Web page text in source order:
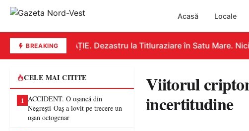
Acasă Locale
BREAKING
EDUCAȚIE. Dezastru la Titluraziare în Satu Mare.
CELE MAI CITITE
1 ACCIDENT. O oșancă din
Negrești-Oaș a lovit pe trecere un
oșan octogenar
Viitorul
incertitudine